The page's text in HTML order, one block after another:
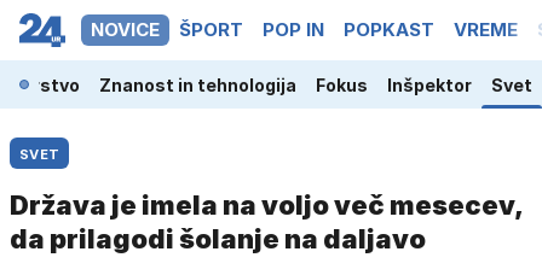
NOVICE ŠPORT POP IN POPKAST VREME
Znanost in tehnologija Fokus Inšpektor Svet
SVET
Država je imela na voljo več mesecev,
da prilagodi šolanje na daljavo